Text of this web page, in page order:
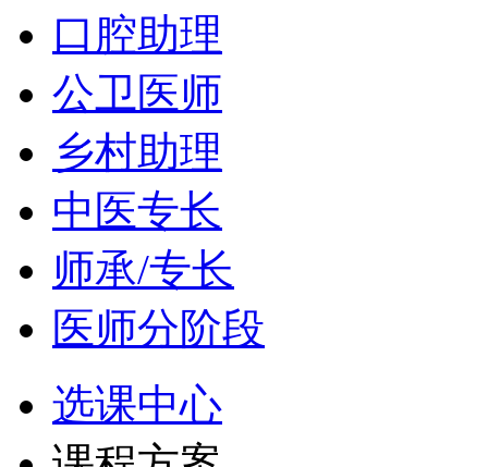
口腔助理
公卫医师
乡村助理
中医专长
师承/专长
医师分阶段
选课中心